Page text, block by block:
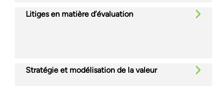
Litiges en matière d’évaluation
Stratégie et modélisation de la valeur